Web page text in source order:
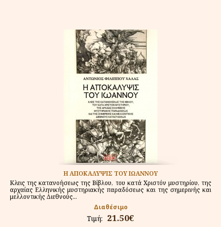
Η ΑΠΟΚΑΛΥΨΙΣ ΤΟΥ ΙΩΑΝΝΟΥ
Κλεις της κατανοήσεως της Βίβλου, του κατά Χριστόν μυστηρίου, της
αρχαίας Ελληνικής μυστηριακής παραδόσεως και της σημερινής και
μελλοντικής Διεθνούς...
Διαθέσιμο
Τιμή: 21.50€